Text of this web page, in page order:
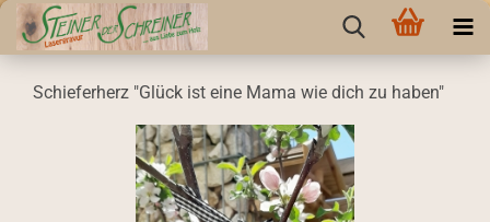
Schieferherz "Glück ist eine Mama wie dich zu haben"